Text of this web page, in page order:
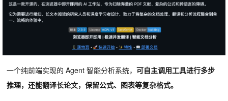
一个纯前端实现的 Agent 智能分析系统， 可自主调用工具进行多步
推理，还能翻译长论文，保留公式、图表等复杂格式。